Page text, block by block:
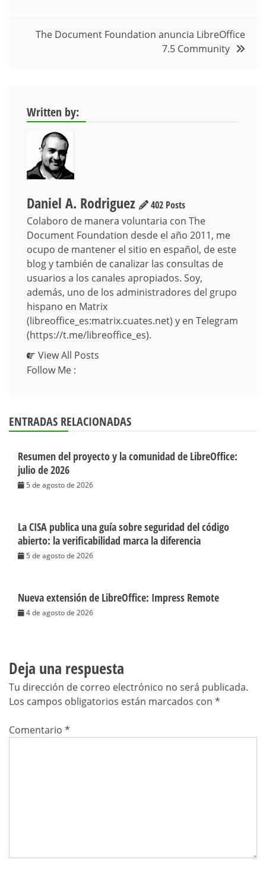
entradas
The Document Foundation anuncia LibreOffice
7.5 Community
Written by:
Daniel A. Rodriguez
402 Posts
Colaboro de manera voluntaria con The
Document Foundation desde el año 2011, me
ocupo de mantener el sitio en español, de este
blog y también de canalizar las consultas de
usuarios a los canales apropiados. Soy,
además, uno de los administradores del grupo
hispano en Matrix
(libreoffice_es:matrix.cuates.net) y en Telegram
(https://t.me/libreoffice_es).
View All Posts
Follow Me :
ENTRADAS RELACIONADAS
Resumen del proyecto y la comunidad de LibreOffice:
julio de 2026
5 de agosto de 2026
La CISA publica una guía sobre seguridad del código
abierto: la verificabilidad marca la diferencia
5 de agosto de 2026
Nueva extensión de LibreOffice: Impress Remote
4 de agosto de 2026
Deja una respuesta
Tu dirección de correo electrónico no será publicada.
Los campos obligatorios están marcados con *
Comentario *